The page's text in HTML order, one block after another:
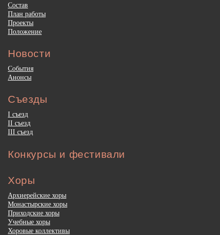
Состав
План работы
Проекты
Положение
Новости
События
Анонсы
Съезды
I съезд
II съезд
III съезд
Конкурсы и фестивали
Хоры
Архиерейские хоры
Монастырские хоры
Приходские хоры
Учебные хоры
Хоровые коллективы